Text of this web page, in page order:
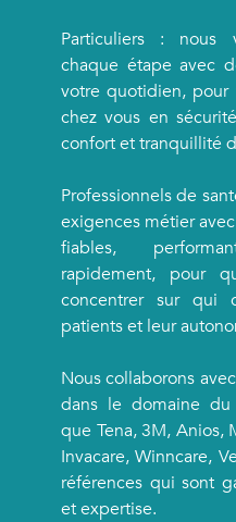
Particuliers : nous
chaque étape avec
votre quotidien,
chez vous en
confort et tranquillité
Professionnels de
exigences métier
fiables,
rapidement, pour
concentrer sur qui
patients et leur
Nous collaborons
dans le domaine
que Tena, 3M, Anios,
Invacare, Winncare,
références qui sont
et expertise.